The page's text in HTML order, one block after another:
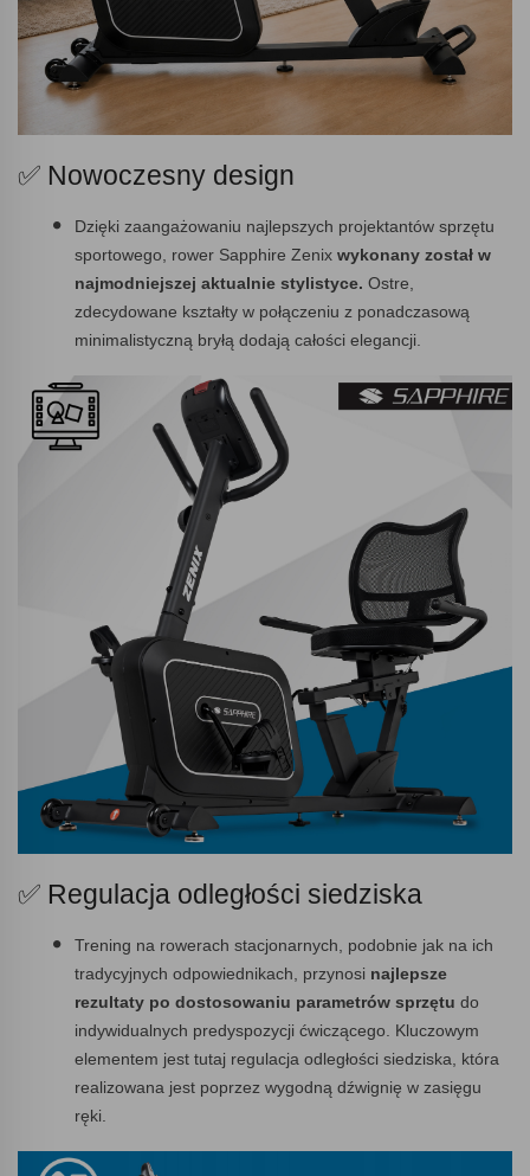
✅ Nowoczesny design
Dzięki zaangażowaniu najlepszych projektantów sprzętu
sportowego, rower Sapphire Zenix wykonany został w
najmodniejszej aktualnie stylistyce. Ostre,
zdecydowane kształty w połączeniu z ponadczasową
minimalistyczną bryłą dodają całości elegancji.
✅ Regulacja odległości siedziska
Trening na rowerach stacjonarnych, podobnie jak na ich
tradycyjnych odpowiednikach, przynosi najlepsze
rezultaty po dostosowaniu parametrów sprzętu do
indywidualnych predyspozycji ćwiczącego. Kluczowym
elementem jest tutaj regulacja odległości siedziska, która
realizowana jest poprzez wygodną dźwignię w zasięgu
ręki.